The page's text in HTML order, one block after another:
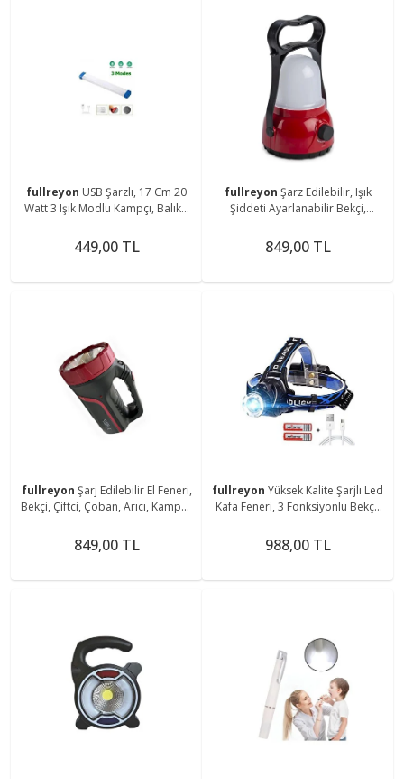
fullreyon USB Şarzlı, 17 Cm 20
Watt 3 Işık Modlu Kampçı, Balıkçı
Magnetli Aplik
449,00 TL
fullreyon Şarz Edilebilir, Işık
Şiddeti Ayarlanabilir Bekçi,
Aparatlı Fener
849,00 TL
fullreyon Şarj Edilebilir El Feneri,
Bekçi, Çiftci, Çoban, Arıcı, Kampçı,
849,00 TL
fullreyon Yüksek Kalite Şarjlı Led
Kafa Feneri, 3 Fonksiyonlu Bekçi,
Feneri
988,00 TL